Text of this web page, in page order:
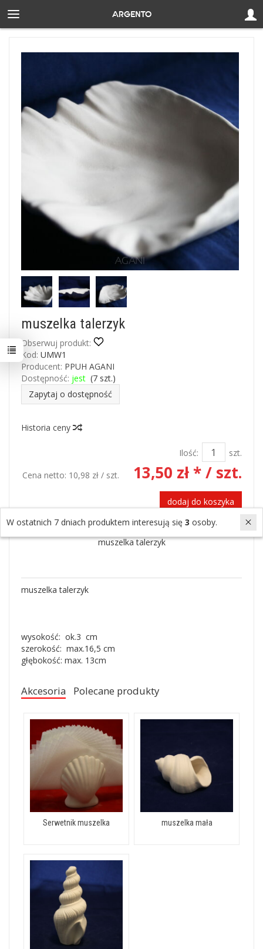
muszelka talerzyk
Obserwuj produkt:
Kod: UMW1
Producent: PPUH AGANI
Dostępność: jest (7 szt.)
Zapytaj o dostępność
Historia ceny
Ilość:
szt.
Cena netto: 10,98 zł / szt. 13,50 zł */ szt.
dodaj do koszyka
muszelka talerzyk
muszelka talerzyk
wysokość: ok.3 cm
szerokość: max.16,5 cm
głębokość: max. 13cm
Akcesoria Polecane produkty
Serwetnik muszelka muszelka mała
W ostatnich 7 dniach produktem interesują się 3 osoby.